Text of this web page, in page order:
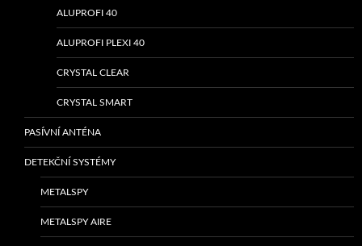
ALUPROFI 40
ALUPROFI PLEXI 40
CRYSTAL CLEAR
CRYSTAL SMART
PASÍVNÍ ANTÉNA
DETEKČNÍ SYSTÉMY
METALSPY
METALSPY AIRE